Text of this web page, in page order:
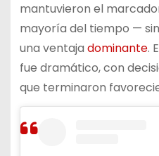
mantuvieron el
mayoría del tiempo —
una ventaja dominante.
fue dramático, con
que terminaron